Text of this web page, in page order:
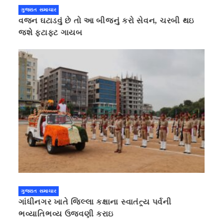
ગુજરાત સમાચાર
વજન ઘટાડવું છે તો આ બીજનું કરો સેવન, ચરબી થઇ
જશે ફટાફટ ગાયબ
ગુજરાત સમાચાર
ગાંધીનગર ખાતે જિલ્લા કક્ષાના સ્વાતંત્ર્ય પર્વની
ભવ્યાતિભવ્ય ઉજવણી કરાઇ